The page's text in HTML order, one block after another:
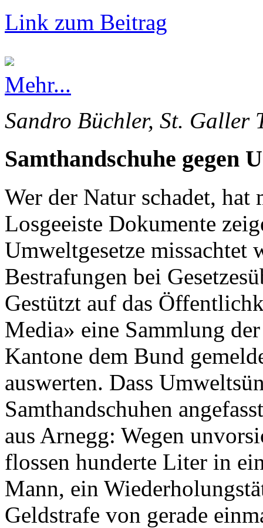
Link zum Beitrag
Mehr...
Sandro Büchler, St. Galler
Samthandschuhe gegen
Wer der Natur schadet,
Losgeeiste Dokumente
Umweltgesetze missachtet
Bestrafungen bei
Gestützt auf das
Media» eine Sammlung
Kantone dem Bund
auswerten. Dass
Samthandschuhen
aus Arnegg: Wegen
flossen hunderte Liter in
Mann, ein
Geldstrafe von gerade